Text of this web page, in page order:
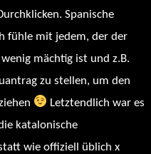
Spanische
fühle mit jedem, der der
mächtig ist und z.B.
zu stellen, um den
Letztendlich war es
katalonische
wie offiziell üblich x